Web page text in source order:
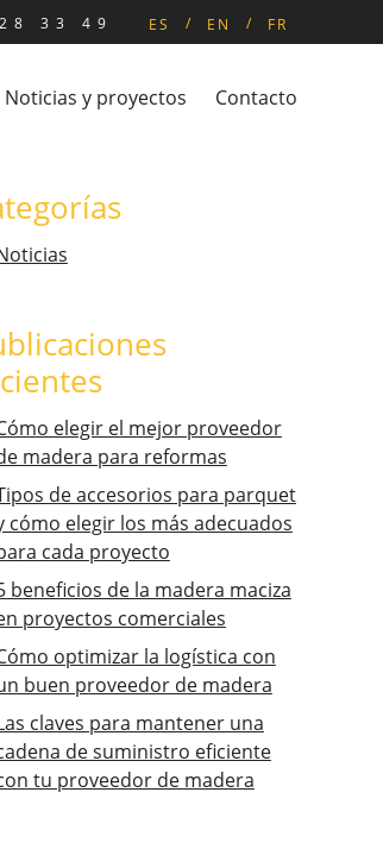
33 49 ES EN FR
Noticias y proyectos Contacto
elegir el mejor proveedor
madera para reformas
de accesorios para parquet
cómo elegir los más adecuados
cada proyecto
beneficios de la madera maciza
proyectos comerciales
optimizar la logística con
buen proveedor de madera
claves para mantener una
de suministro eficiente
tu proveedor de madera